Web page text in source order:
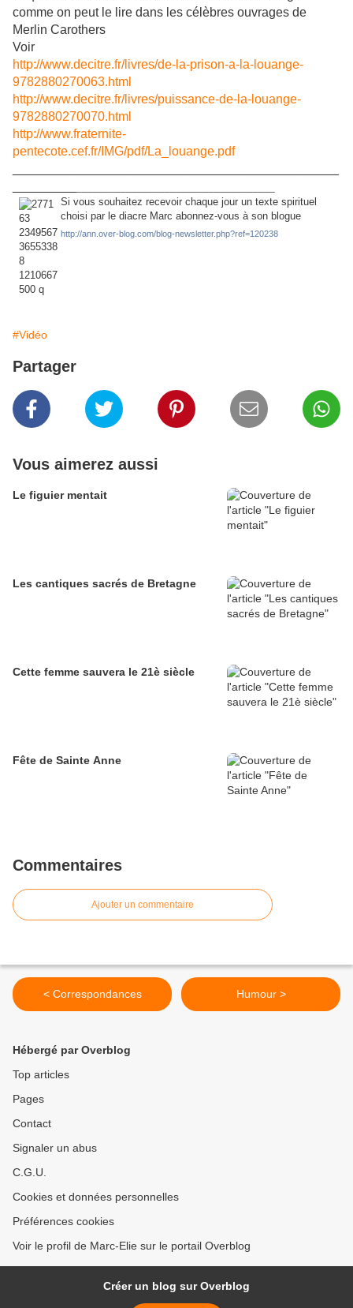
comme on peut le lire dans les célèbres ouvrages de
Merlin Carothers
Voir
http://www.decitre.fr/livres/de-la-prison-a-la-louange-
9782880270063.html
http://www.decitre.fr/livres/puissance-de-la-louange-
9782880270070.html
http://www.fraternite-
pentecote.cef.fr/IMG/pdf/La_louange.pdf
Si vous souhaitez recevoir chaque jour un texte spirituel
choisi par le diacre Marc abonnez-vous à son blogue
http://ann.over-blog.com/blog-newsletter.php?ref=120238
#Vidéo
Partager
Vous aimerez aussi
Le figuier mentait
Les cantiques sacrés de Bretagne
Cette femme sauvera le 21è siècle
Fête de Sainte Anne
Commentaires
Ajouter un commentaire
< Correspondances Humour >
Hébergé par Overblog
Top articles
Pages
Contact
Signaler un abus
C.G.U.
Cookies et données personnelles
Préférences cookies
Voir le profil de Marc-Elie sur le portail Overblog
Créer un blog sur Overblog